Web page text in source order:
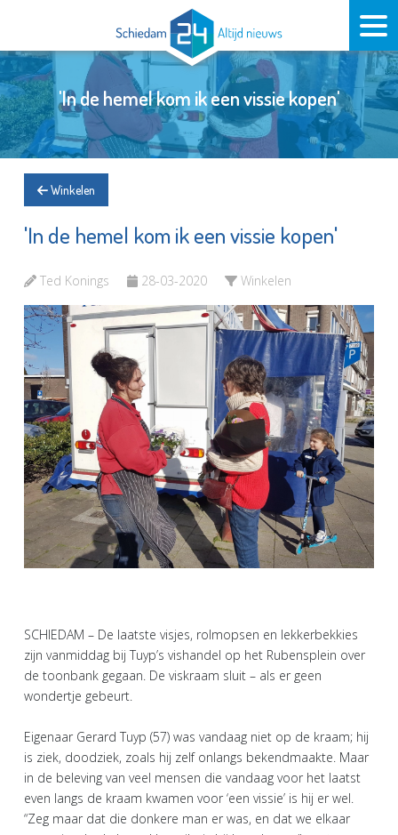
'In de hemel kom ik een vissie kopen'
Winkelen
'In de hemel kom ik een vissie kopen'
Ted Konings 28-03-2020 Winkelen
SCHIEDAM – De laatste visjes, rolmopsen en lekkerbekkies
zijn vanmiddag bij Tuyp’s vishandel op het Rubensplein over
de toonbank gegaan. De viskraam sluit – als er geen
wondertje gebeurt.
Eigenaar Gerard Tuyp (57) was vandaag niet op de kraam; hij
is ziek, doodziek, zoals hij zelf onlangs bekendmaakte. Maar
in de beleving van veel mensen die vandaag voor het laatst
even langs de kraam kwamen voor ‘een vissie’ is hij er wel.
“Zeg maar dat die donkere man er was, en dat we elkaar